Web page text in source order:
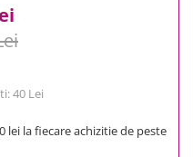
40 Lei
lei la fiecare achizitie de peste